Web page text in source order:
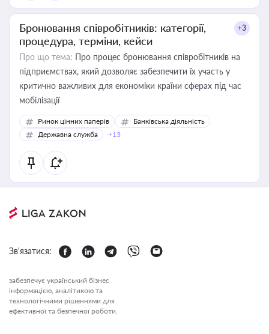
Бронювання співробітників: категорії,
процедура, терміни, кейси
+3
Про що тема: Про процес бронювання співробітників на
підприємствах, який дозволяє забезпечити їх участь у
критично важливих для економіки країни сферах під час
мобілізації
Ринок цінних паперів
Банківська діяльність
Державна служба
+13
Зв'язатися:
забезпечує український бізнес
інформацією, аналітикою та
технологічними рішеннями для
ефективної та безпечної роботи.